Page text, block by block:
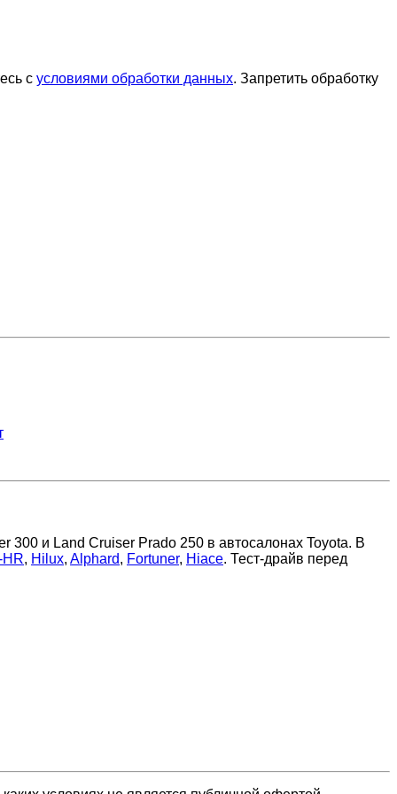
с условиями обработки данных. Запретить обработку
и Land Cruiser Prado 250 в автосалонах Toyota. В
HR, Hilux, Alphard, Fortuner, Hiace. Тест-драйв перед